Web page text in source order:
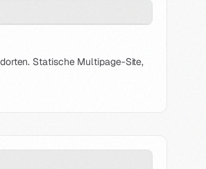
Statische Multipage-Site,